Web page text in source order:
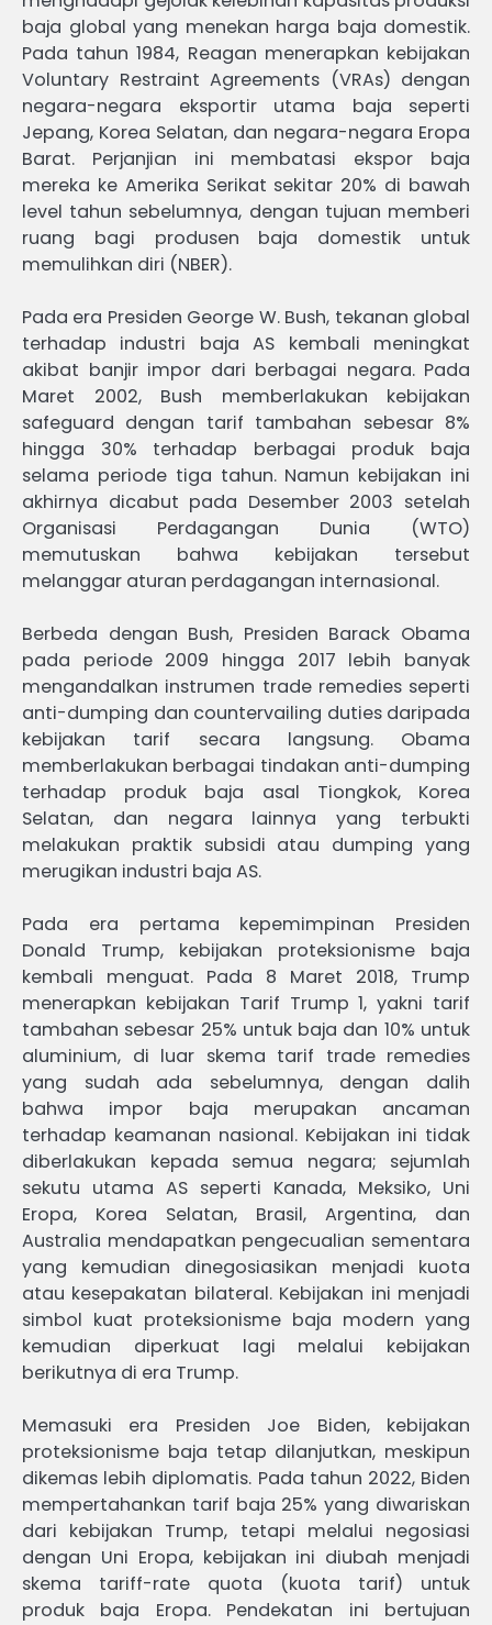
baja global yang menekan harga baja domestik.
Pada tahun 1984, Reagan menerapkan kebijakan
Voluntary Restraint Agreements (VRAs) dengan
negara-negara eksportir utama baja seperti
Jepang, Korea Selatan, dan negara-negara Eropa
Barat. Perjanjian ini membatasi ekspor baja
mereka ke Amerika Serikat sekitar 20% di bawah
level tahun sebelumnya, dengan tujuan memberi
ruang bagi produsen baja domestik untuk
memulihkan diri (NBER).
Pada era Presiden George W. Bush, tekanan global
terhadap industri baja AS kembali meningkat
akibat banjir impor dari berbagai negara. Pada
Maret 2002, Bush memberlakukan kebijakan
safeguard dengan tarif tambahan sebesar 8%
hingga 30% terhadap berbagai produk baja
selama periode tiga tahun. Namun kebijakan ini
akhirnya dicabut pada Desember 2003 setelah
Organisasi Perdagangan Dunia (WTO)
memutuskan bahwa kebijakan tersebut
melanggar aturan perdagangan internasional.
Berbeda dengan Bush, Presiden Barack Obama
pada periode 2009 hingga 2017 lebih banyak
mengandalkan instrumen trade remedies seperti
anti-dumping dan countervailing duties daripada
kebijakan tarif secara langsung. Obama
memberlakukan berbagai tindakan anti-dumping
terhadap produk baja asal Tiongkok, Korea
Selatan, dan negara lainnya yang terbukti
melakukan praktik subsidi atau dumping yang
merugikan industri baja AS.
Pada era pertama kepemimpinan Presiden
Donald Trump, kebijakan proteksionisme baja
kembali menguat. Pada 8 Maret 2018, Trump
menerapkan kebijakan Tarif Trump 1, yakni tarif
tambahan sebesar 25% untuk baja dan 10% untuk
aluminium, di luar skema tarif trade remedies
yang sudah ada sebelumnya, dengan dalih
bahwa impor baja merupakan ancaman
terhadap keamanan nasional. Kebijakan ini tidak
diberlakukan kepada semua negara; sejumlah
sekutu utama AS seperti Kanada, Meksiko, Uni
Eropa, Korea Selatan, Brasil, Argentina, dan
Australia mendapatkan pengecualian sementara
yang kemudian dinegosiasikan menjadi kuota
atau kesepakatan bilateral. Kebijakan ini menjadi
simbol kuat proteksionisme baja modern yang
kemudian diperkuat lagi melalui kebijakan
berikutnya di era Trump.
Memasuki era Presiden Joe Biden, kebijakan
proteksionisme baja tetap dilanjutkan, meskipun
dikemas lebih diplomatis. Pada tahun 2022, Biden
mempertahankan tarif baja 25% yang diwariskan
dari kebijakan Trump, tetapi melalui negosiasi
dengan Uni Eropa, kebijakan ini diubah menjadi
skema tariff-rate quota (kuota tarif) untuk
produk baja Eropa. Pendekatan ini bertujuan